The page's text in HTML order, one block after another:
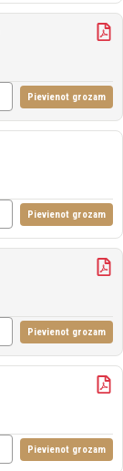
Pievienot grozam
Pievienot grozam
Pievienot grozam
Pievienot grozam